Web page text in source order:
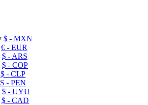
$ - MXN
€ - EUR
$ - ARS
$ - COP
$ - CLP
S - PEN
$ - UYU
$ - CAD